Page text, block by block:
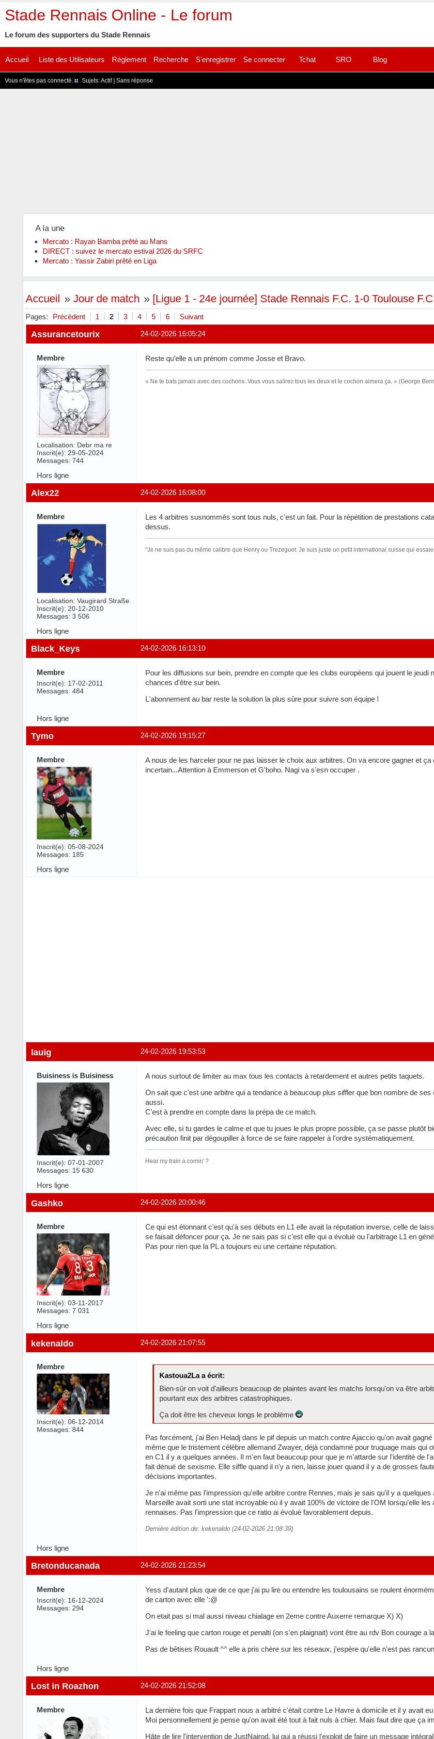
Stade Rennais Online - Le forum
Le forum des supporters du Stade Rennais
Accueil Liste des Utilisateurs Règlement Recherche S'enregistrer Se connecter Tchat SRO Blog
Vous n'êtes pas connecté. Sujets:Actif| Sans réponse
A la une
Mercato : Rayan Bamba prêté au Mans
DIRECT : suivez le mercato estival 2026 du SRFC
Mercato : Yassir Zabiri prêté en Liga
Accueil » Jour de match » [Ligue 1 - 24e journée] Stade Rennais F.C. 1-0 Toulouse
Pages: Précédent 1 2 3 4 5 6 Suivant
24-02-2026 16:05:24
Assurancetourix
Membre
Localisation: Debr ma re
Inscrit(e): 29-05-2024
Messages: 744
Reste qu’elle a un prénom comme Josse et Bravo.
« Ne te bats jamais avec des cochons. Vous vous salirez tous les deux et le cochon aimera ça. » (George
Hors ligne
24-02-2026 16:08:00
Alex22
Membre
Localisation: Vaugirard Straße
Inscrit(e): 20-12-2010
Messages: 3 506
Les 4 arbitres susnommés sont tous nuls, c'est un fait. Pour la répétition de prestations
dessus.
"Je ne suis pas du même calibre que Henry ou Trezeguet. Je suis juste un petit international suisse qui
Hors ligne
24-02-2026 16:13:10
Black_Keys
Membre
Inscrit(e): 17-02-2011
Messages: 484
Pour les diffusions sur bein, prendre en compte que les clubs européens qui jouent le
chances d'être sur bein.
L'abonnement au bar reste la solution la plus sûre pour suivre son équipe !
Hors ligne
24-02-2026 19:15:27
Tymo
Membre
Inscrit(e): 05-08-2024
Messages: 185
A nous de les harceler pour ne pas laisser le choix aux arbitres. On va encore gagner et
incertain...Attention à Emmerson et G'boho. Nagi va s'esn occuper .
Hors ligne
24-02-2026 19:53:53
lauig
Buisiness is Buisiness
Inscrit(e): 07-01-2007
Messages: 15 630
A nous surtout de limiter au max tous les contacts à retardement et autres petits taquets.
On sait que c'est une arbitre qui a tendance à beaucoup plus siffler que bon nombre de
aussi.
C'est à prendre en compte dans la prépa de ce match.
Avec elle, si tu gardes le calme et que tu joues le plus propre possible, ça se passe plutôt
précaution finit par dégoupiller à force de se faire rappeler à l'ordre systématiquement.
Hear my train a comin' ?
Hors ligne
24-02-2026 20:00:46
Gashko
Membre
Inscrit(e): 03-11-2017
Messages: 7 031
Ce qui est étonnant c'est qu'à ses débuts en L1 elle avait la réputation inverse, celle de
se faisait défoncer pour ça. Je ne sais pas si c'est elle qui a évolué ou l'arbitrage L1 en
Pas pour rien que la PL a toujours eu une certaine réputation.
Hors ligne
24-02-2026 21:07:55
kekenaldo
Membre
Inscrit(e): 06-12-2014
Messages: 844
Kastoua2La a écrit:
Bien-sûr on voit d'ailleurs beaucoup de plaintes avant les matchs lorsqu'on va être
pourtant eux des arbitres catastrophiques.
Ça doit être les cheveux longs le problème
Pas forcément, j'ai Ben Heladj dans le pif depuis un match contre Ajaccio qu'on avait
même que le tristement célèbre allemand Zwayer, déjà condamné pour truquage mais qui
en C1 il y a quelques années. Il m'en faut beaucoup pour que je m'attarde sur l'identité de
fait dénué de sexisme. Elle siffle quand il n'y a rien, laisse jouer quand il y a de grosses
décisions importantes.
Je n'ai même pas l'impression qu'elle arbitre contre Rennes, mais je sais qu'il y a
Marseille avait sorti une stat incroyable où il y avait 100% de victoire de l'OM lorsqu'elle
rennaises. Pas l'impression que ce ratio ai évolué favorablement depuis.
Dernière édition de: kekenaldo (24-02-2026 21:08:39)
Hors ligne
24-02-2026 21:23:54
Bretonducanada
Membre
Inscrit(e): 16-12-2024
Messages: 294
Yess d'autant plus que de ce que j'ai pu lire ou entendre les toulousains se roulent
de carton avec elle ':@
On etait pas si mal aussi niveau chialage en 2eme contre Auxerre remarque X) X)
J'ai le feeling que carton rouge et penalti (on s'en plaignait) vont être au rdv Bon courage a
Pas de bêtises Rouault ^^ elle a pris chère sur les réseaux, j'espère qu'elle n'est pas
Hors ligne
24-02-2026 21:52:08
Lost in Roazhon
Membre
La dernière fois que Frappart nous a arbitré c'était contre Le Havre à domicile et il y avait
Moi personnellement je pense qu'on avait été tout à fait nuls à chier. Mais faut dire que ça
Hâte de lire l'intervention de JustNairod, lui qui a réussi l'exploit de faire un message